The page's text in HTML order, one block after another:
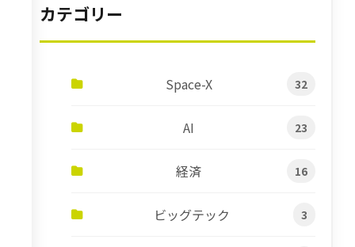
カテゴリー
Space-X 32
AI 23
経済 16
ビッグテック 3